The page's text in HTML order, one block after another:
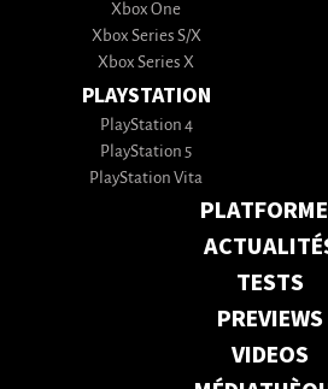
Xbox One
Xbox Series S/X
Xbox Series X
PLAYSTATION
PlayStation 4
PlayStation 5
PlayStation Vita
TESTS
PREVIEWS
VIDEOS